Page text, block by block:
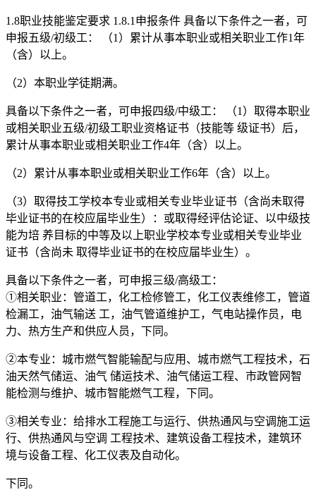
1.8职业技能鉴定要求 1.8.1申报条件 具备以下条件之一者，可
申报五级/初级工： （1）累计从事本职业或相关职业工作1年
（含）以上。
（2）本职业学徒期满。
具备以下条件之一者，可申报四级/中级工： （1）取得本职业
或相关职业五级/初级工职业资格证书（技能等 级证书）后，
累计从事本职业或相关职业工作4年（含）以上。
（2）累计从事本职业或相关职业工作6年（含）以上。
（3）取得技工学校本专业或相关专业毕业证书（含尚未取得
毕业证书的在校应届毕业生）：或取得经评估论证、以中级技
能为培 养目标的中等及以上职业学校本专业或相关专业毕业
证书（含尚未 取得毕业证书的在校应届毕业生）。
具备以下条件之一者，可申报三级/高级工：
①相关职业：管道工，化工检修管工，化工仪表维修工，管道
检漏工，油气输送 工，油气管道维护工，气电站操作员，电
力、热方生产和供应人员，下同。
②本专业：城市燃气智能输配与应用、城市燃气工程技术，石
油天然气储运、油气 储运技术、油气储运工程、市政管网智
能检测与维护、城市智能燃气工程，下同。
③相关专业：给排水工程施工与运行、供热通风与空调施工运
行、供热通风与空调 工程技术、建筑设备工程技术，建筑环
境与设备工程、化工仪表及自动化。
下同。